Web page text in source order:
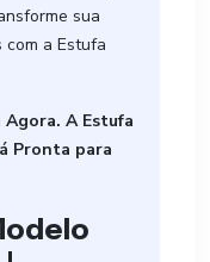
sua
a Estufa
A Estufa
Pronta para